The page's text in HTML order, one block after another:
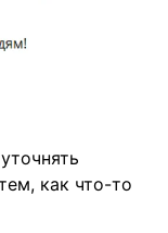
как что-то